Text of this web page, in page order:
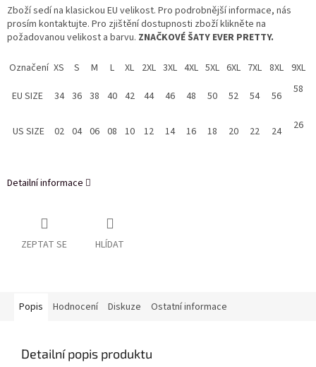
Zboží sedí na klasickou EU velikost. Pro podrobnější informace, nás
prosím kontaktujte. Pro zjištění dostupnosti zboží klikněte na
požadovanou velikost a barvu. ZNAČKOVÉ ŠATY EVER PRETTY.
Označení XS S M L XL 2XL 3XL 4XL 5XL 6XL 7XL 8XL 9XL
EU SIZE
34 36 38 40 42 44 46 48 50 52 54 56 58
US SIZE 02 04 06 08 10 12 14 16 18 20 22 24 26
Detailní informace
ZEPTAT SE HLÍDAT
Popis Hodnocení Diskuze Ostatní informace
Detailní popis produktu